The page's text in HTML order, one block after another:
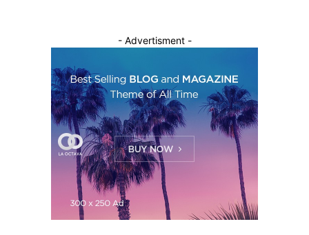
- Advertisment -